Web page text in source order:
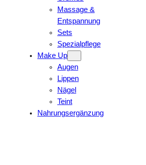
Massage &
Entspannung
Sets
Spezialpflege
Make Up
Augen
Lippen
Nägel
Teint
Nahrungsergänzung